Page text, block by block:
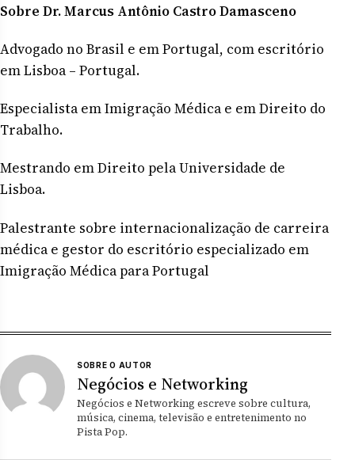
Sobre Dr. Marcus Antônio Castro Damasceno
Advogado no Brasil e em Portugal, com escritório
em Lisboa – Portugal.
Especialista em Imigração Médica e em Direito do
Trabalho.
Mestrando em Direito pela Universidade de
Lisboa.
Palestrante sobre internacionalização de carreira
médica e gestor do escritório especializado em
Imigração Médica para Portugal
SOBRE O AUTOR
Negócios e Networking
Negócios e Networking escreve sobre cultura,
música, cinema, televisão e entretenimento no
Pista Pop.